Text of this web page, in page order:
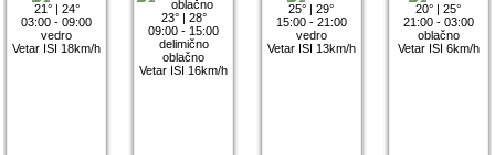
21°| 24°
03:00 - 09:00
vedro
Vetar ISI 18km/h
23°| 28°
09:00 - 15:00
delimično
oblačno
Vetar ISI 16km/h
25° |29°
15:00 - 21:00
vedro
Vetar ISI 13km/h
20° |25°
21:00 - 03:00
oblačno
Vetar ISI 6km/h